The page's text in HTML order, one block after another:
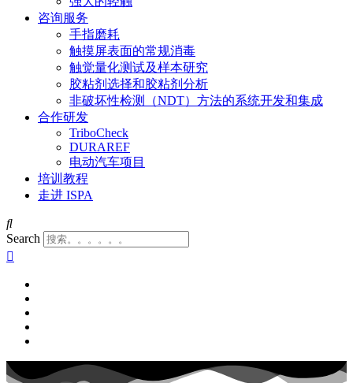
咨询服务
手指磨耗
触摸屏表面的常规消毒
触觉量化测试及样本研究
胶粘剂选择和胶粘剂分析
非破坏性检测（NDT）方法的系统开发和集成
合作研发
TriboCheck
DURAREF
电动汽车项目
培训教程
走进 ISPA
Search